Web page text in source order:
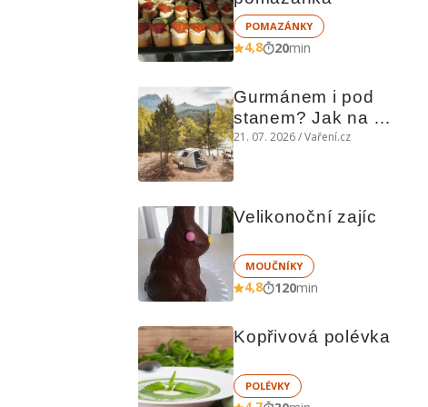
POMAZÁNKY
4,8 20min
Gurmánem i pod
stanem? Jak na
polní kuchyni a na
21. 07. 2026 / Vaření.cz
Velikonoční zajíc
MOUČNÍKY
4,8 120min
Kopřivová polévka
POLÉVKY